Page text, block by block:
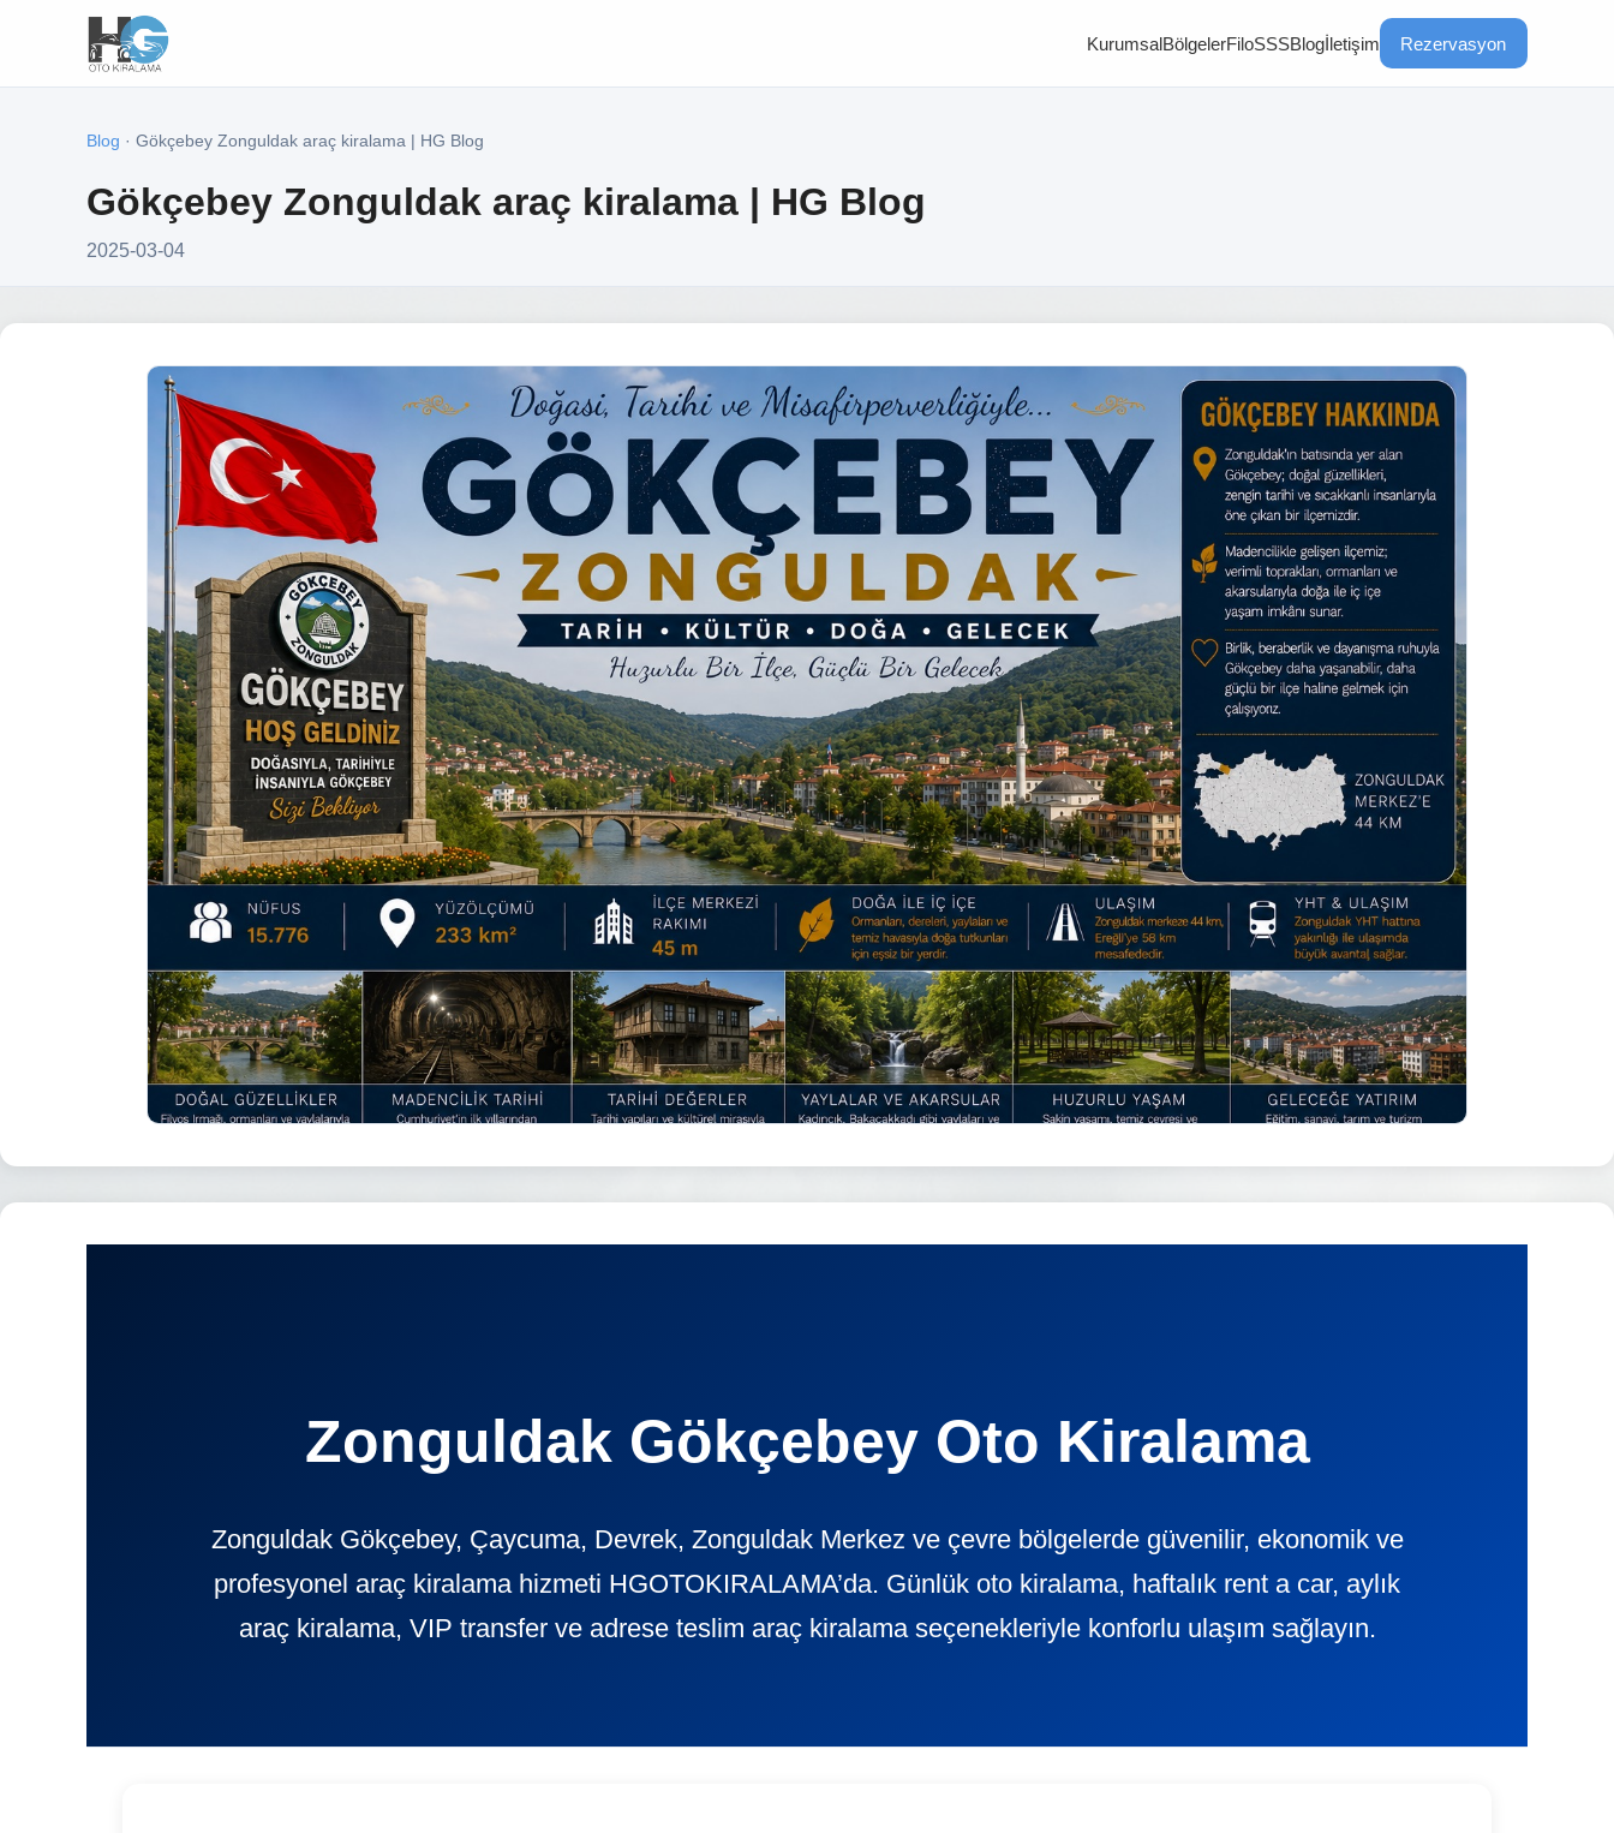
KurumsalBölgelerFiloSSSBlogİletişim Rezervasyon
Blog · Gökçebey Zonguldak araç kiralama | HG Blog
Gökçebey Zonguldak araç kiralama | HG Blog
2025-03-04
Zonguldak Gökçebey Oto Kiralama
Zonguldak Gökçebey, Çaycuma, Devrek, Zonguldak Merkez ve çevre bölgelerde güvenilir, ekonomik ve
profesyonel araç kiralama hizmeti HGOTOKIRALAMA’da. Günlük oto kiralama, haftalık rent a car, aylık
araç kiralama, VIP transfer ve adrese teslim araç kiralama seçenekleriyle konforlu ulaşım sağlayın.